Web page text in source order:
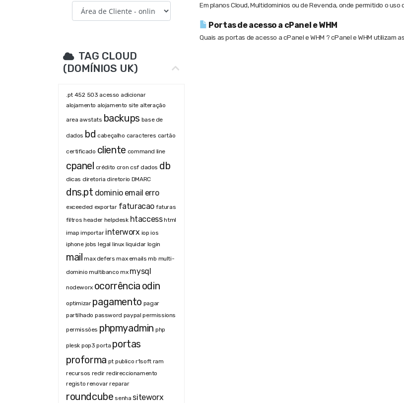
TAG CLOUD
(DOMÍNIOS UK)
.pt 452 503 acesso adicionar
alojamento alojamento site alteração
area awstats backups base de
dados bd cabeçalho caracteres cartão
certificado cliente command line
cpanel crédito cron csf dados db
dicas diretoria diretorio DMARC
dns.pt dominio email erro
exceeded exportar faturacao faturas
filtros header helpdesk htaccess html
imap importar interworx iop ios
iphone jobs legal linux liquidar login
mail max defers max emails mb multi-
dominio multibanco mx mysql
nodeworx ocorrência odin
optimizar pagamento pagar
partilhado password paypal permissions
permissões phpmyadmin php
plesk pop3 porta portas
proforma pt publico r1soft ram
recursos redir redireccionamento
registo renovar reparar
roundcube senha siteworx
Em planos Cloud, Multidominios ou de Revenda, onde permitido o uso
Portas de acesso a cPanel e WHM
Quais as portas de acesso a cPanel e WHM ? cPanel e WHM utilizam